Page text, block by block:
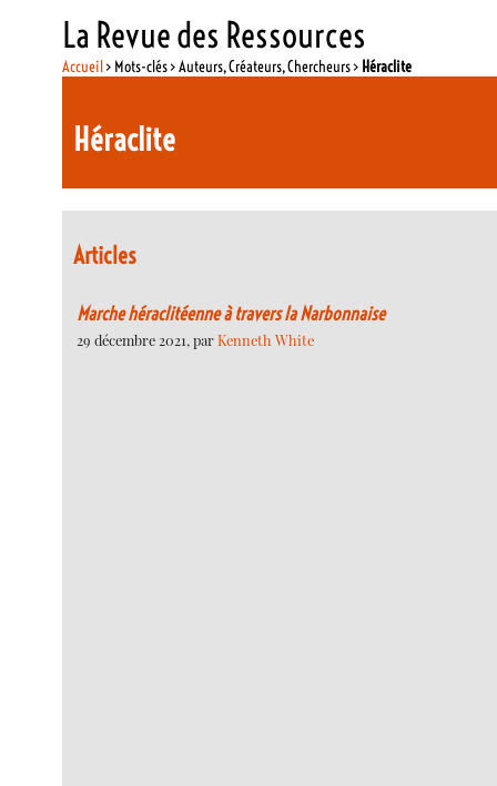
La Revue des Ressources
Accueil> Mots-clés > Auteurs, Créateurs, Chercheurs > Héraclite
Héraclite
Articles
Marche héraclitéenne à travers la Narbonnaise
29 décembre 2021, parKenneth White